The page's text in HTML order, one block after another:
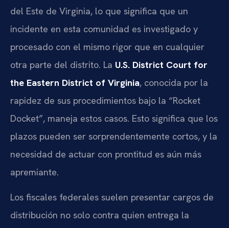
del Este de Virginia, lo que significa que un
incidente en esta comunidad es investigado y
procesado con el mismo rigor que en cualquier
otra parte del distrito. La U.S. District Court for
the Eastern District of Virginia, conocida por la
rapidez de sus procedimientos bajo la “Rocket
Docket”, maneja estos casos. Esto significa que los
plazos pueden ser sorprendentemente cortos, y la
necesidad de actuar con prontitud es aún más
apremiante.
Los fiscales federales suelen presentar cargos de
distribución no solo contra quien entrega la